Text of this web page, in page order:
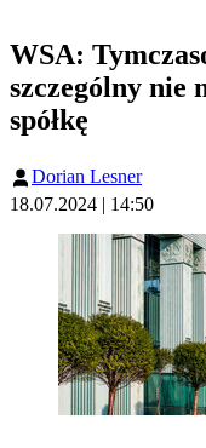
WSA:
szczególny nie
spółkę
Dorian Lesner
18.07.2024 | 14:50